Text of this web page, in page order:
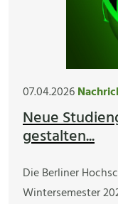
07.04.2026
Neue
gestalten...
Die Berliner
Wintersemester